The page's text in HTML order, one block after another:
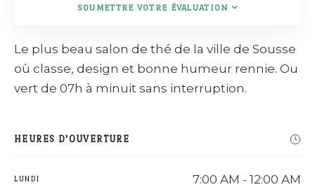
SOUMETTRE VOTRE ÉVALUATION
Le plus beau salon de thé de la ville de Sousse
où classe, design et bonne humeur rennie. Ou
vert de 07h à minuit sans interruption.
HEURES D'OUVERTURE
LUNDI 7:00 AM - 12:00 AM